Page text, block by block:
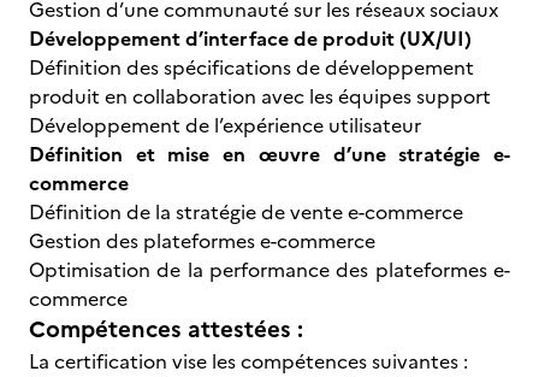
Gestion d’une communauté sur les réseaux sociaux
Développement d’interface de produit (UX/UI)
Définition des spécifications de développement
produit en collaboration avec les équipes support
Développement de l’expérience utilisateur
Définition et mise en œuvre d’une stratégie e-
commerce
Définition de la stratégie de vente e-commerce
Gestion des plateformes e-commerce
Optimisation de la performance des plateformes e-
commerce
Compétences attestées :
La certification vise les compétences suivantes :